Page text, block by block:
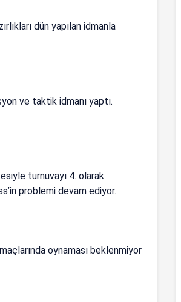
dün yapılan idmanla
ve taktik idmanı yaptı.
turnuvayı 4. olarak
problemi devam ediyor.
oynaması beklenmiyor